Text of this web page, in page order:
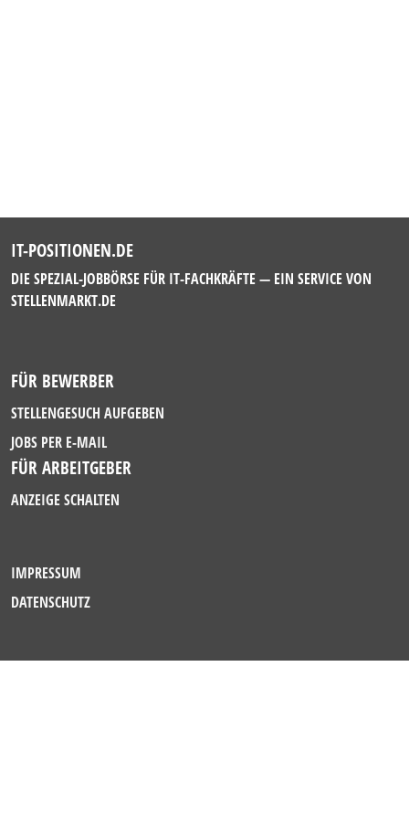
IT-POSITIONEN.DE
DIE SPEZIAL-JOBBÖRSE FÜR IT-FACHKRÄFTE — EIN SERVICE VON
STELLENMARKT.DE
FÜR BEWERBER
STELLENGESUCH AUFGEBEN
JOBS PER E-MAIL
FÜR ARBEITGEBER
ANZEIGE SCHALTEN
IMPRESSUM
DATENSCHUTZ